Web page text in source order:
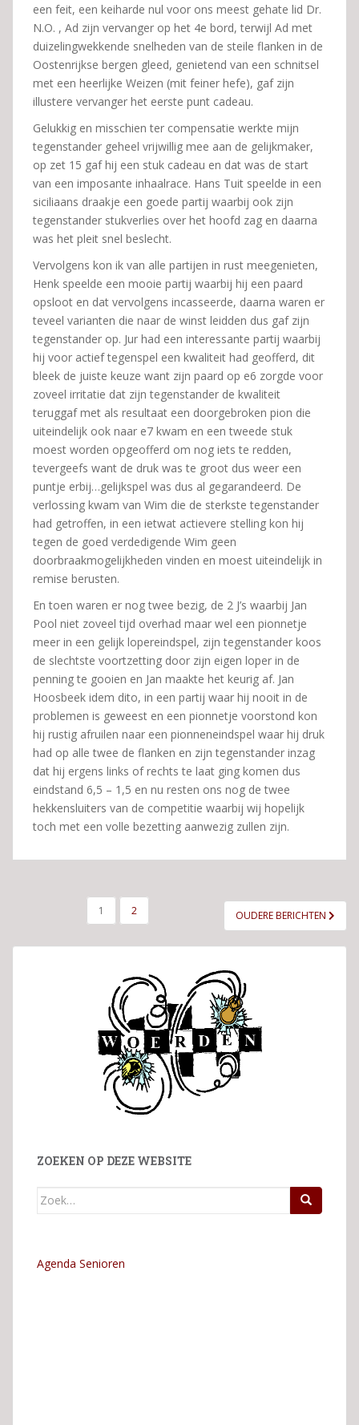
een feit, een keiharde nul voor ons meest gehate lid Dr.
N.O. , Ad zijn vervanger op het 4e bord, terwijl Ad met
duizelingwekkende snelheden van de steile flanken in de
Oostenrijkse bergen gleed, genietend van een schnitsel
met een heerlijke Weizen (mit feiner hefe), gaf zijn
illustere vervanger het eerste punt cadeau.
Gelukkig en misschien ter compensatie werkte mijn
tegenstander geheel vrijwillig mee aan de gelijkmaker,
op zet 15 gaf hij een stuk cadeau en dat was de start
van een imposante inhaalrace. Hans Tuit speelde in een
siciliaans draakje een goede partij waarbij ook zijn
tegenstander stukverlies over het hoofd zag en daarna
was het pleit snel beslecht.
Vervolgens kon ik van alle partijen in rust meegenieten,
Henk speelde een mooie partij waarbij hij een paard
opsloot en dat vervolgens incasseerde, daarna waren er
teveel varianten die naar de winst leidden dus gaf zijn
tegenstander op. Jur had een interessante partij waarbij
hij voor actief tegenspel een kwaliteit had geofferd, dit
bleek de juiste keuze want zijn paard op e6 zorgde voor
zoveel irritatie dat zijn tegenstander de kwaliteit
teruggaf met als resultaat een doorgebroken pion die
uiteindelijk ook naar e7 kwam en een tweede stuk
moest worden opgeofferd om nog iets te redden,
tevergeefs want de druk was te groot dus weer een
puntje erbij…gelijkspel was dus al gegarandeerd. De
verlossing kwam van Wim die de sterkste tegenstander
had getroffen, in een ietwat actievere stelling kon hij
tegen de goed verdedigende Wim geen
doorbraakmogelijkheden vinden en moest uiteindelijk in
remise berusten.
En toen waren er nog twee bezig, de 2 J’s waarbij Jan
Pool niet zoveel tijd overhad maar wel een pionnetje
meer in een gelijk lopereindspel, zijn tegenstander koos
de slechtste voortzetting door zijn eigen loper in de
penning te gooien en Jan maakte het keurig af. Jan
Hoosbeek idem dito, in een partij waar hij nooit in de
problemen is geweest en een pionnetje voorstond kon
hij rustig afruilen naar een pionneneindspel waar hij druk
had op alle twee de flanken en zijn tegenstander inzag
dat hij ergens links of rechts te laat ging komen dus
eindstand 6,5 – 1,5 en nu resten ons nog de twee
hekkensluiters van de competitie waarbij wij hopelijk
toch met een volle bezetting aanwezig zullen zijn.
BERICHTEN
PAGINERING
1 2 OUDERE BERICHTEN
ZOEKEN OP DEZE WEBSITE
Zoek
Agenda Senioren